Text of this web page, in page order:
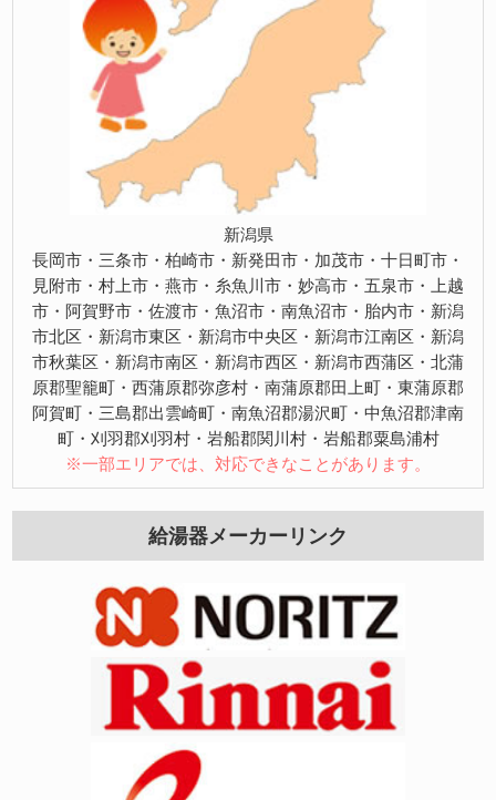
新潟県
長岡市・三条市・柏崎市・新発田市・加茂市・十日町市・
見附市・村上市・燕市・糸魚川市・妙高市・五泉市・上越
市・阿賀野市・佐渡市・魚沼市・南魚沼市・胎内市・新潟
市北区・新潟市東区・新潟市中央区・新潟市江南区・新潟
市秋葉区・新潟市南区・新潟市西区・新潟市西蒲区・北蒲
原郡聖籠町・西蒲原郡弥彦村・南蒲原郡田上町・東蒲原郡
阿賀町・三島郡出雲崎町・南魚沼郡湯沢町・中魚沼郡津南
町・刈羽郡刈羽村・岩船郡関川村・岩船郡粟島浦村
※一部エリアでは、対応できなことがあります。
給湯器メーカーリンク